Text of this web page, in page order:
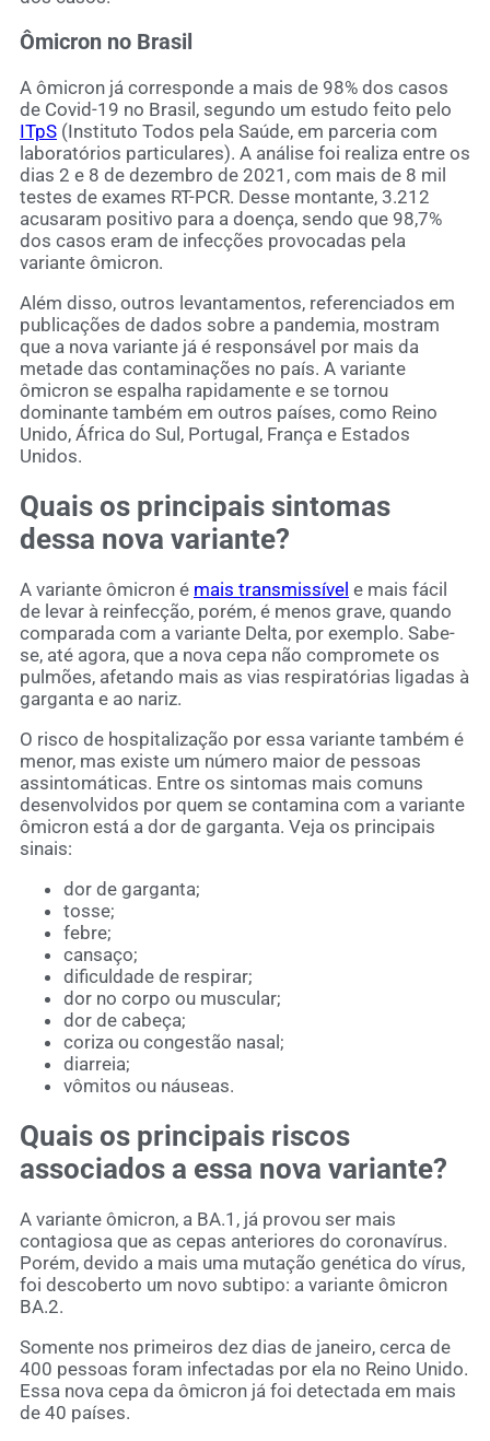
Ômicron no Brasil
A ômicron já corresponde a mais de 98% dos casos
de Covid-19 no Brasil, segundo um estudo feito pelo
ITpS (Instituto Todos pela Saúde, em parceria com
laboratórios particulares). A análise foi realiza entre os
dias 2 e 8 de dezembro de 2021, com mais de 8 mil
testes de exames RT-PCR. Desse montante, 3.212
acusaram positivo para a doença, sendo que 98,7%
dos casos eram de infecções provocadas pela
variante ômicron.
Além disso, outros levantamentos, referenciados em
publicações de dados sobre a pandemia, mostram
que a nova variante já é responsável por mais da
metade das contaminações no país. A variante
ômicron se espalha rapidamente e se tornou
dominante também em outros países, como Reino
Unido, África do Sul, Portugal, França e Estados
Unidos.
Quais os principais sintomas
dessa nova variante?
A variante ômicron é mais transmissível e mais fácil
de levar à reinfecção, porém, é menos grave, quando
comparada com a variante Delta, por exemplo. Sabe-
se, até agora, que a nova cepa não compromete os
pulmões, afetando mais as vias respiratórias ligadas à
garganta e ao nariz.
O risco de hospitalização por essa variante também é
menor, mas existe um número maior de pessoas
assintomáticas. Entre os sintomas mais comuns
desenvolvidos por quem se contamina com a variante
ômicron está a dor de garganta. Veja os principais
sinais:
dor de garganta;
tosse;
febre;
cansaço;
dificuldade de respirar;
dor no corpo ou muscular;
dor de cabeça;
coriza ou congestão nasal;
diarreia;
vômitos ou náuseas.
Quais os principais riscos
associados a essa nova variante?
A variante ômicron, a BA.1, já provou ser mais
contagiosa que as cepas anteriores do coronavírus.
Porém, devido a mais uma mutação genética do vírus,
foi descoberto um novo subtipo: a variante ômicron
BA.2.
Somente nos primeiros dez dias de janeiro, cerca de
400 pessoas foram infectadas por ela no Reino Unido.
Essa nova cepa da ômicron já foi detectada em mais
de 40 países.